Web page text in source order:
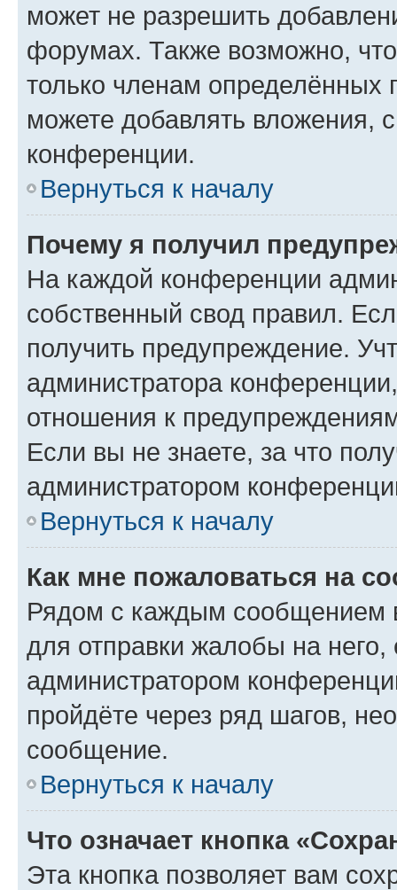
может не разрешить
форумах. Также возможно,
только членам определённых
можете добавлять вложения,
конференции.
Вернуться к началу
Почему я получил
На каждой конференции
собственный свод правил.
получить предупреждение.
администратора
отношения к
Если вы не знаете, за что
администратором
Вернуться к началу
Как мне пожаловаться на
Рядом с каждым сообщением
для отправки жалобы на
администратором
пройдёте через ряд шагов,
сообщение.
Вернуться к началу
Что означает кнопка
Эта кнопка позволяет вам